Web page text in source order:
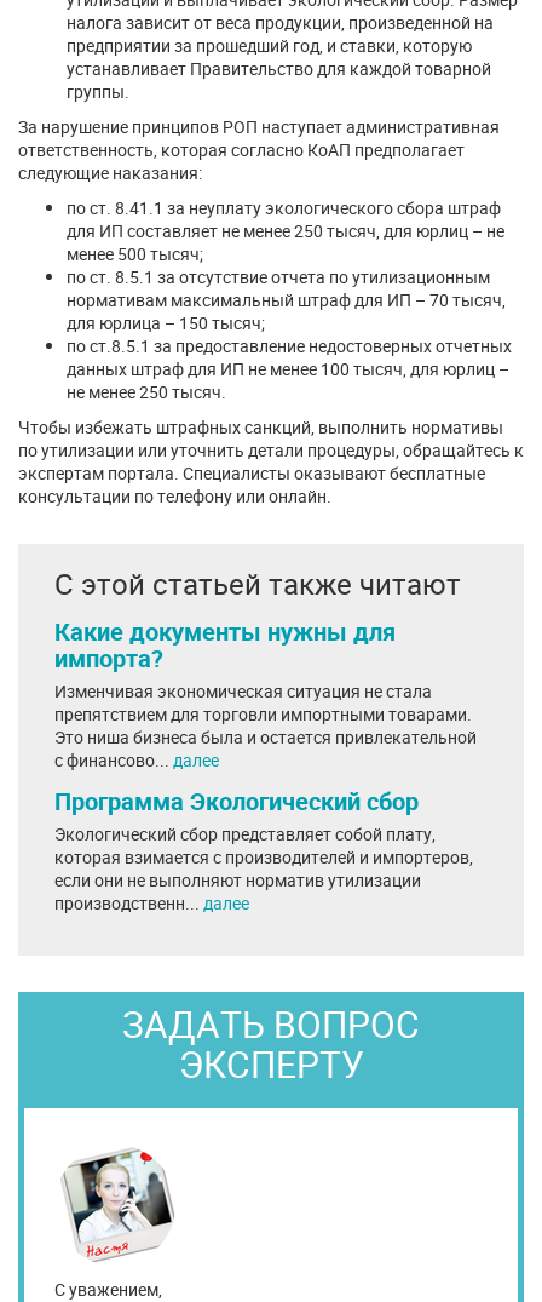
налога зависит от веса продукции, произведенной на
предприятии за прошедший год, и ставки, которую
устанавливает Правительство для каждой товарной
группы.
За нарушение принципов РОП наступает административная
ответственность, которая согласно КоАП предполагает
следующие наказания:
по ст. 8.41.1 за неуплату экологического сбора штраф
для ИП составляет не менее 250 тысяч, для юрлиц – не
менее 500 тысяч;
по ст. 8.5.1 за отсутствие отчета по утилизационным
нормативам максимальный штраф для ИП – 70 тысяч,
для юрлица – 150 тысяч;
по ст.8.5.1 за предоставление недостоверных отчетных
данных штраф для ИП не менее 100 тысяч, для юрлиц –
не менее 250 тысяч.
Чтобы избежать штрафных санкций, выполнить нормативы
по утилизации или уточнить детали процедуры, обращайтесь к
экспертам портала. Специалисты оказывают бесплатные
консультации по телефону или онлайн.
С этой статьей также читают
Какие документы нужны для
импорта?
Изменчивая экономическая ситуация не стала
препятствием для торговли импортными товарами.
Это ниша бизнеса была и остается привлекательной
с финансово... далее
Программа Экологический сбор
Экологический сбор представляет собой плату,
которая взимается с производителей и импортеров,
если они не выполняют норматив утилизации
производственн... далее
ЗАДАТЬ ВОПРОС
ЭКСПЕРТУ
С уважением,